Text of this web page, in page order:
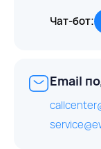
Чат-бот:
Email